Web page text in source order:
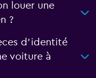
louer une
?
d'identité
voiture à